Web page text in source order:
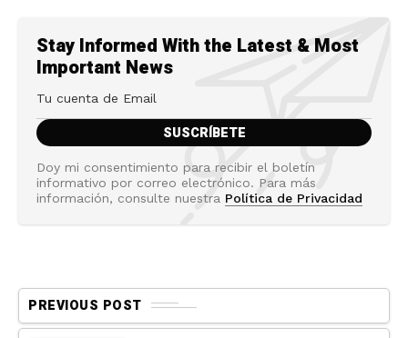
Stay Informed With the Latest & Most
Important News
Doy mi consentimiento para recibir el boletín
informativo por correo electrónico. Para más
información, consulte nuestra Política de Privacidad
PREVIOUS POST